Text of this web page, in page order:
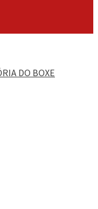
DO BOXE